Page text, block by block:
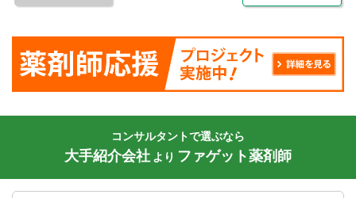
コンサルタントで選ぶなら
大手紹介会社 より ファゲット薬剤師